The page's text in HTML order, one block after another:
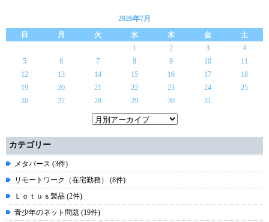
2026年7月
日
月 火 水 木 金
土
1
2 3
4
5
6 7 8 9 10
11
12
13 14 15 16 17
18
19
20 21 22 23 24
25
26
27 28 29 30 31
カテゴリー
メタバース (3件)
リモートワーク（在宅勤務） (8件)
Ｌｏｔｕｓ製品 (2件)
青少年のネット問題 (19件)